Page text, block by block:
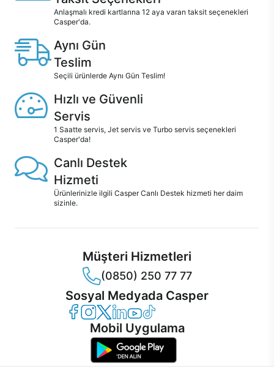
Anlaşmalı kredi kartlarına 12 aya varan taksit seçenekleri
Casper'da.
Aynı Gün
Teslim
Seçili ürünlerde Aynı Gün Teslim!
Hızlı ve Güvenli
Servis
1 Saatte servis, Jet servis ve Turbo servis seçenekleri
Casper'da!
Canlı Destek
Hizmeti
Ürünlerinizle ilgili Casper Canlı Destek hizmeti her daim
sizinle.
Müşteri Hizmetleri
(0850) 250 77 77
Sosyal Medyada Casper
Casper Facebook
Casper Instagram
Casper Twitter
Casper LinkedIn
Casper YouTube
Casper TikTok
Mobil Uygulama